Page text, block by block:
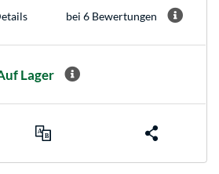
bei 6 Bewertungen
Lager